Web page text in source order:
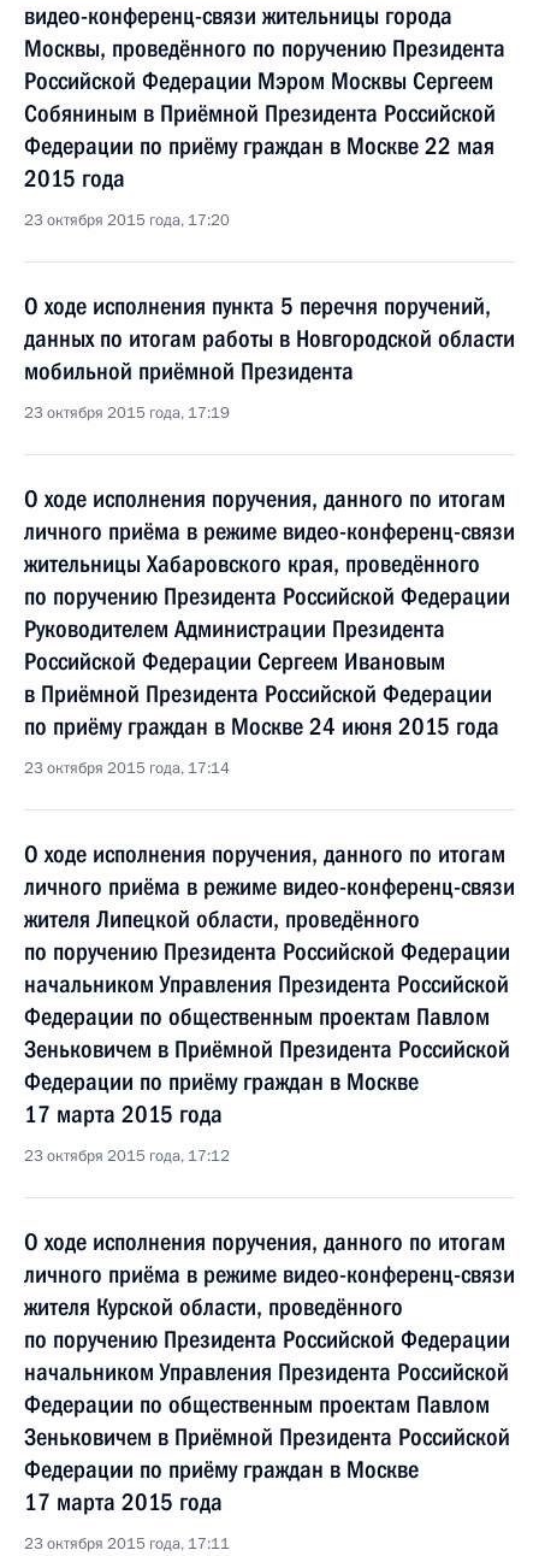
видео-конференц-связи жительницы города
Москвы, проведённого по поручению Президента
Российской Федерации Мэром Москвы Сергеем
Собяниным в Приёмной Президента Российской
Федерации по приёму граждан в Москве 22 мая
2015 года
23 октября 2015 года, 17:20
О ходе исполнения пункта 5 перечня поручений,
данных по итогам работы в Новгородской области
мобильной приёмной Президента
23 октября 2015 года, 17:19
О ходе исполнения поручения, данного по итогам
личного приёма в режиме видео-конференц-связи
жительницы Хабаровского края, проведённого
по поручению Президента Российской Федерации
Руководителем Администрации Президента
Российской Федерации Сергеем Ивановым
в Приёмной Президента Российской Федерации
по приёму граждан в Москве 24 июня 2015 года
23 октября 2015 года, 17:14
О ходе исполнения поручения, данного по итогам
личного приёма в режиме видео-конференц-связи
жителя Липецкой области, проведённого
по поручению Президента Российской Федерации
начальником Управления Президента Российской
Федерации по общественным проектам Павлом
Зеньковичем в Приёмной Президента Российской
Федерации по приёму граждан в Москве
17 марта 2015 года
23 октября 2015 года, 17:12
О ходе исполнения поручения, данного по итогам
личного приёма в режиме видео-конференц-связи
жителя Курской области, проведённого
по поручению Президента Российской Федерации
начальником Управления Президента Российской
Федерации по общественным проектам Павлом
Зеньковичем в Приёмной Президента Российской
Федерации по приёму граждан в Москве
17 марта 2015 года
23 октября 2015 года, 17:11